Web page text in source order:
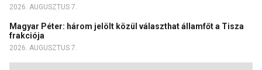
2026. AUGUSZTUS 7.
Magyar Péter: három jelölt közül választhat államfőt a Tisza
frakciója
2026. AUGUSZTUS 7.